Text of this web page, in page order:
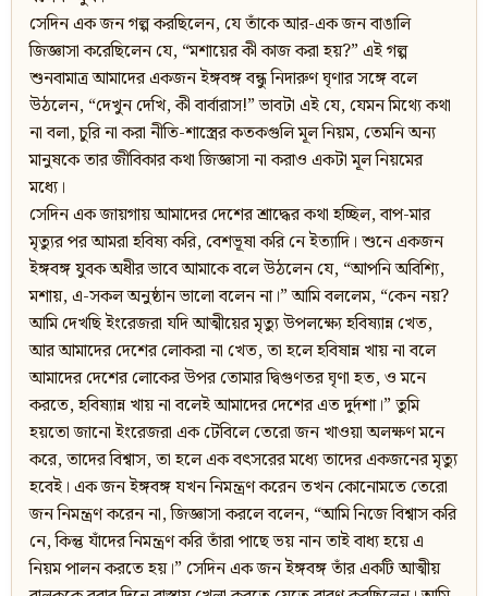
সেদিন এক জন গল্প করছিলেন, যে তাঁকে আর-এক জন বাঙালি
জিজ্ঞাসা করেছিলেন যে, “মশায়ের কী কাজ করা হয়?” এই গল্প
শুনবামাত্র আমাদের একজন ইঙ্গবঙ্গ বন্ধু নিদারুণ ঘৃণার সঙ্গে বলে
উঠলেন, “দেখুন দেখি, কী বার্বারাস!” ভাবটা এই যে, যেমন মিথ্যে কথা
না বলা, চুরি না করা নীতি-শাস্ত্রের কতকগুলি মূল নিয়ম, তেমনি অন্য
মানুষকে তার জীবিকার কথা জিজ্ঞাসা না করাও একটা মূল নিয়মের
মধ্যে।
সেদিন এক জায়গায় আমাদের দেশের শ্রাদ্ধের কথা হচ্ছিল, বাপ-মার
মৃত্যুর পর আমরা হবিষ্য করি, বেশভূষা করি নে ইত্যাদি। শুনে একজন
ইঙ্গবঙ্গ যুবক অধীর ভাবে আমাকে বলে উঠলেন যে, “আপনি অবিশ্যি,
মশায়, এ-সকল অনুষ্ঠান ভালো বলেন না।” আমি বললেম, “কেন নয়?
আমি দেখছি ইংরেজরা যদি আত্মীয়ের মৃত্যু উপলক্ষ্যে হবিষ্যান্ন খেত,
আর আমাদের দেশের লোকরা না খেত, তা হলে হবিষান্ন খায় না বলে
আমাদের দেশের লোকের উপর তোমার দ্বিগুণতর ঘৃণা হত, ও মনে
করতে, হবিষ্যান্ন খায় না বলেই আমাদের দেশের এত দুর্দশা।” তুমি
হয়তো জানো ইংরেজরা এক টেবিলে তেরো জন খাওয়া অলক্ষণ মনে
করে, তাদের বিশ্বাস, তা হলে এক বৎসরের মধ্যে তাদের একজনের মৃত্যু
হবেই। এক জন ইঙ্গবঙ্গ যখন নিমন্ত্রণ করেন তখন কোনোমতে তেরো
জন নিমন্ত্রণ করেন না, জিজ্ঞাসা করলে বলেন, “আমি নিজে বিশ্বাস করি
নে, কিন্তু যাঁদের নিমন্ত্রণ করি তাঁরা পাছে ভয় নান তাই বাধ্য হয়ে এ
নিয়ম পালন করতে হয়।” সেদিন এক জন ইঙ্গবঙ্গ তাঁর একটি আত্মীয়